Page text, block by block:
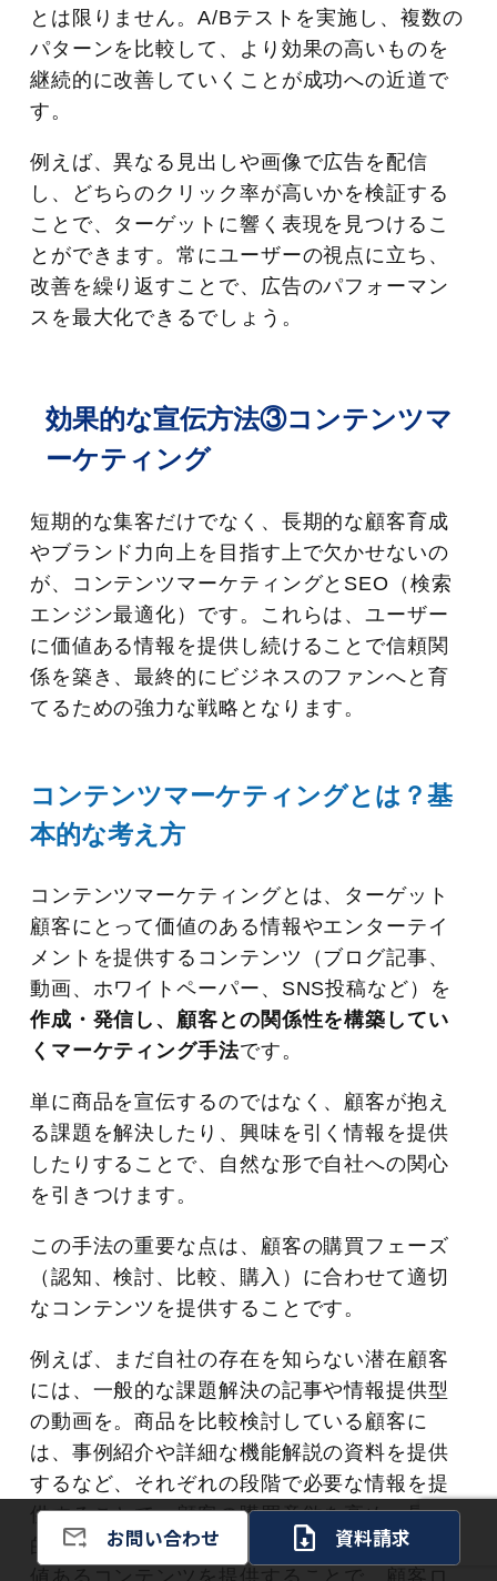
お問い合わせ 資料請求
とは限りません。A/Bテストを実施し、複数の
パターンを比較して、より効果の高いものを
継続的に改善していくことが成功への近道で
す。
例えば、異なる見出しや画像で広告を配信
し、どちらのクリック率が高いかを検証する
ことで、ターゲットに響く表現を見つけるこ
とができます。常にユーザーの視点に立ち、
改善を繰り返すことで、広告のパフォーマン
スを最大化できるでしょう。
効果的な宣伝方法③コンテンツマ
ーケティング
短期的な集客だけでなく、長期的な顧客育成
やブランド力向上を目指す上で欠かせないの
が、コンテンツマーケティングとSEO（検索
エンジン最適化）です。これらは、ユーザー
に価値ある情報を提供し続けることで信頼関
係を築き、最終的にビジネスのファンへと育
てるための強力な戦略となります。
コンテンツマーケティングとは？基
本的な考え方
コンテンツマーケティングとは、ターゲット
顧客にとって価値のある情報やエンターテイ
メントを提供するコンテンツ（ブログ記事、
動画、ホワイトペーパー、SNS投稿など）を
作成・発信し、顧客との関係性を構築してい
くマーケティング手法です。
単に商品を宣伝するのではなく、顧客が抱え
る課題を解決したり、興味を引く情報を提供
したりすることで、自然な形で自社への関心
を引きつけます。
この手法の重要な点は、顧客の購買フェーズ
（認知、検討、比較、購入）に合わせて適切
なコンテンツを提供することです。
例えば、まだ自社の存在を知らない潜在顧客
には、一般的な課題解決の記事や情報提供型
の動画を。商品を比較検討している顧客に
は、事例紹介や詳細な機能解説の資料を提供
するなど、それぞれの段階で必要な情報を提
供することで、顧客の購買意欲を高め、最終
的な成約へとつなげていきます。継続的に価